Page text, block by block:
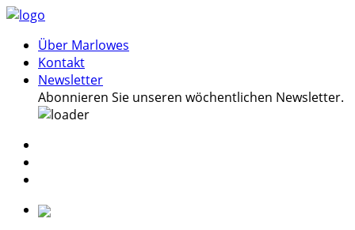
Über Marlowes
Kontakt
Newsletter
Abonnieren Sie unseren wöchentlichen Newsletter.